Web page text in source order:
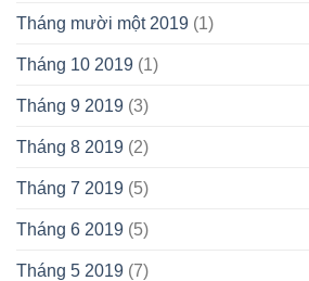
Tháng mười một 2019 (1)
Tháng 10 2019 (1)
Tháng 9 2019 (3)
Tháng 8 2019 (2)
Tháng 7 2019 (5)
Tháng 6 2019 (5)
Tháng 5 2019 (7)